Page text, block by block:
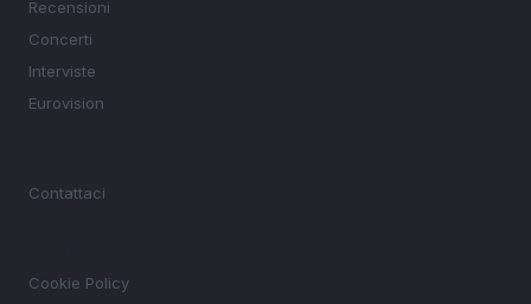
Recensioni
Concerti
Interviste
Eurovision
Contattaci
Cookie Policy